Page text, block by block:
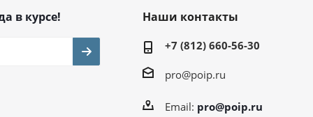
в курсе! Наши контакты
+7 (812) 660-56-30
pro@poip.ru
Email: pro@poip.ru